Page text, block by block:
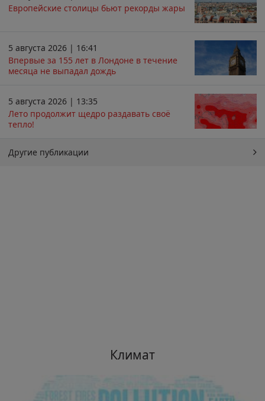
Европейские столицы бьют рекорды жары
5 августа 2026 | 16:41
Впервые за 155 лет в Лондоне в течение
месяца не выпадал дождь
5 августа 2026 | 13:35
Лето продолжит щедро раздавать своё
тепло!
Другие публикации
Климат